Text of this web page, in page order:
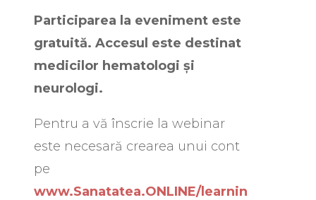
Participarea la eveniment este
gratuită. Accesul este destinat
medicilor hematologi și
neurologi.
Pentru a vă înscrie la webinar
este necesară crearea unui cont
pe
www.Sanatatea.ONLINE/learnin